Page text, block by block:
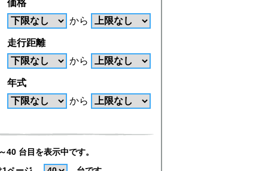
価格
から
走行距離
から
年式
から
40 台目を表示中です。